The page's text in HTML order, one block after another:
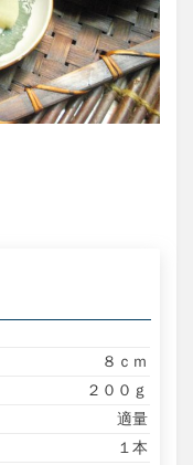
８ｃｍ
２００ｇ
適量
１本